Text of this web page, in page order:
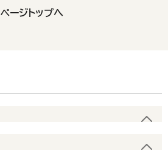
ページトップへ